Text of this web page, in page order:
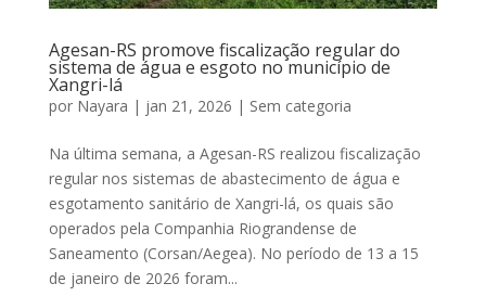
Agesan-RS promove fiscalização regular do
sistema de água e esgoto no município de
Xangri-lá
por Nayara | jan 21, 2026 | Sem categoria
Na última semana, a Agesan-RS realizou fiscalização
regular nos sistemas de abastecimento de água e
esgotamento sanitário de Xangri-lá, os quais são
operados pela Companhia Riograndense de
Saneamento (Corsan/Aegea). No período de 13 a 15
de janeiro de 2026 foram...